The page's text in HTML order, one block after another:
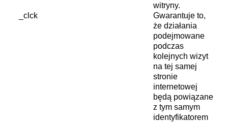
_clck
witryny.
Gwarantuje to,
że działania
podejmowane
podczas
kolejnych wizyt
na tej samej
stronie
internetowej
będą powiązane
z tym samym
identyfikatorem